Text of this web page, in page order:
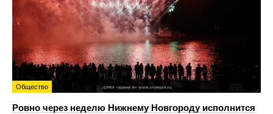
Общество
Ровно через неделю Нижнему Новгороду исполнится